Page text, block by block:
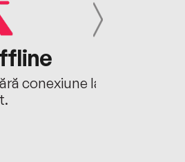
conexiune la